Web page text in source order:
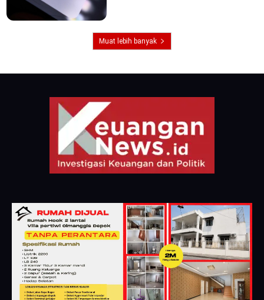
Muat lebih banyak